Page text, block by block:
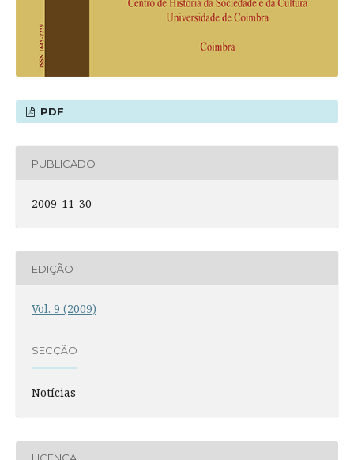
PDF
PUBLICADO
2009-11-30
EDIÇÃO
Vol. 9 (2009)
SECÇÃO
Notícias